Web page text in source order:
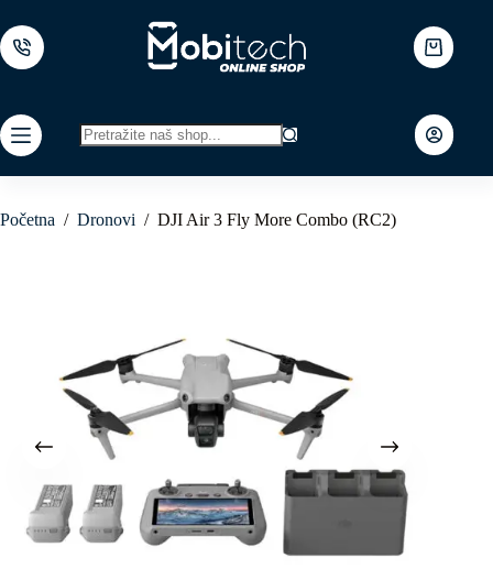
to
content
Shopping
cart
results
Početna / Dronovi / DJI Air 3 Fly More Combo (RC2)